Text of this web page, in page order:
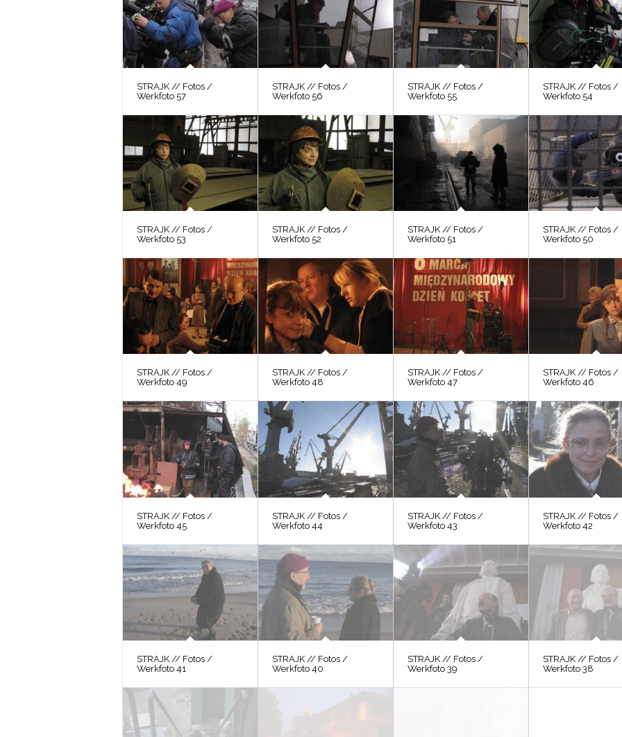
STRAJK // Fotos /
Werkfoto 57
STRAJK // Fotos /
Werkfoto 56
STRAJK // Fotos /
Werkfoto 55
STRAJK // Fotos /
Werkfoto 54
STRAJK // Fotos /
Werkfoto 53
STRAJK // Fotos /
Werkfoto 52
STRAJK // Fotos /
Werkfoto 51
STRAJK // Fotos /
Werkfoto 50
STRAJK // Fotos /
Werkfoto 49
STRAJK // Fotos /
Werkfoto 48
STRAJK // Fotos /
Werkfoto 47
STRAJK // Fotos /
Werkfoto 46
STRAJK // Fotos /
Werkfoto 45
STRAJK // Fotos /
Werkfoto 44
STRAJK // Fotos /
Werkfoto 43
STRAJK // Fotos /
Werkfoto 42
STRAJK // Fotos /
Werkfoto 41
STRAJK // Fotos /
Werkfoto 40
STRAJK // Fotos /
Werkfoto 39
STRAJK // Fotos /
Werkfoto 38